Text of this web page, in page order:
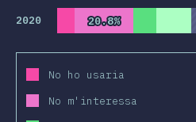
2020 20.8%
20.8%
No ho usaria
No m'interessa